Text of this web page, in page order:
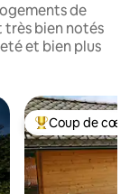
de
très bien notés
et bien plus
Coups de cœur
Coup de cœur